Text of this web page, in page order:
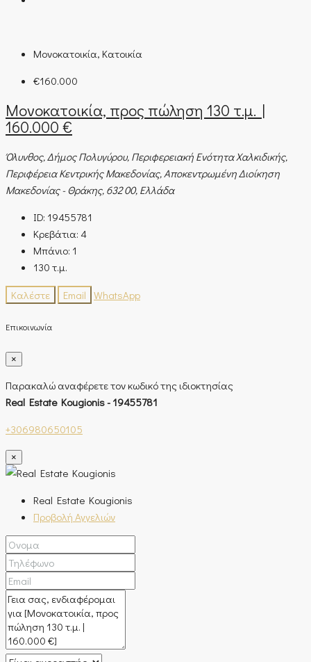
Μονοκατοικία, Κατοικία
€160.000
Μονοκατοικία, προς πώληση 130 τ.μ. |
160.000 €
Όλυνθος, Δήμος Πολυγύρου, Περιφερειακή Ενότητα Χαλκιδικής,
Περιφέρεια Κεντρικής Μακεδονίας, Αποκεντρωμένη Διοίκηση
Μακεδονίας - Θράκης, 632 00, Ελλάδα
ID: 19455781
Κρεβάτια: 4
Μπάνιο: 1
130 τ.μ.
Καλέστε
Email WhatsApp
Επικοινωνία
×
Παρακαλώ αναφέρετε τον κωδικό της ιδιοκτησίας
Real Estate Kougionis - 19455781
+306980650105
×
Real Estate Kougionis
Προβολή Αγγελιών